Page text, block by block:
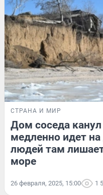
СТРАНА И МИР
Дом соседа
медленно идет
людей там
море
26 февраля, 2025, 15:00 1